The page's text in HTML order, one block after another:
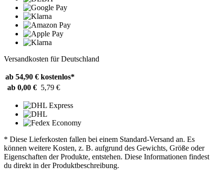
Versandkosten für Deutschland
ab 54,90 € kostenlos*
ab 0,00 € 5,79 €
* Diese Lieferkosten fallen bei einem Standard-Versand an. Es
können weitere Kosten, z. B. aufgrund des Gewichts, Größe oder
Eigenschaften der Produkte, entstehen. Diese Informationen findest
du direkt in der Produktbeschreibung.